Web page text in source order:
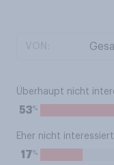
Überhaupt nicht
53%
Eher nicht interessiert
17%